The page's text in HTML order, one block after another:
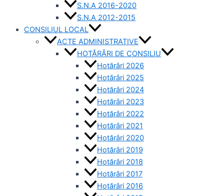
S.N.A 2016-2020
S.N.A 2012-2015
CONSILIUL LOCAL
ACTE ADMINISTRATIVE
HOTĂRÂRI DE CONSILIU
Hotărâri 2026
Hotărâri 2025
Hotărâri 2024
Hotărâri 2023
Hotărâri 2022
Hotărâri 2021
Hotărâri 2020
Hotărâri 2019
Hotărâri 2018
Hotărâri 2017
Hotărâri 2016